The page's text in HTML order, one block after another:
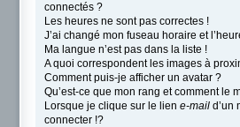
connectés ?
Les heures ne sont pas correctes !
J’ai changé mon fuseau horaire et
Ma langue n’est pas dans la liste !
A quoi correspondent les images à
Comment puis-je afficher un avatar ?
Qu’est-ce que mon rang et comment le
Lorsque je clique sur le lien e-mail d’un
connecter !?